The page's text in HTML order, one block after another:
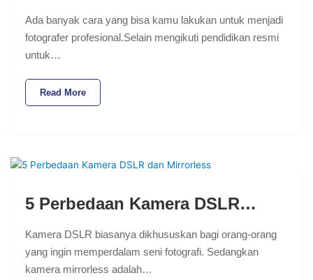
Ada banyak cara yang bisa kamu lakukan untuk menjadi
fotografer profesional.Selain mengikuti pendidikan resmi
untuk…
Read More
5 Perbedaan Kamera DSLR…
Kamera DSLR biasanya dikhususkan bagi orang-orang
yang ingin memperdalam seni fotografi. Sedangkan
kamera mirrorless adalah…